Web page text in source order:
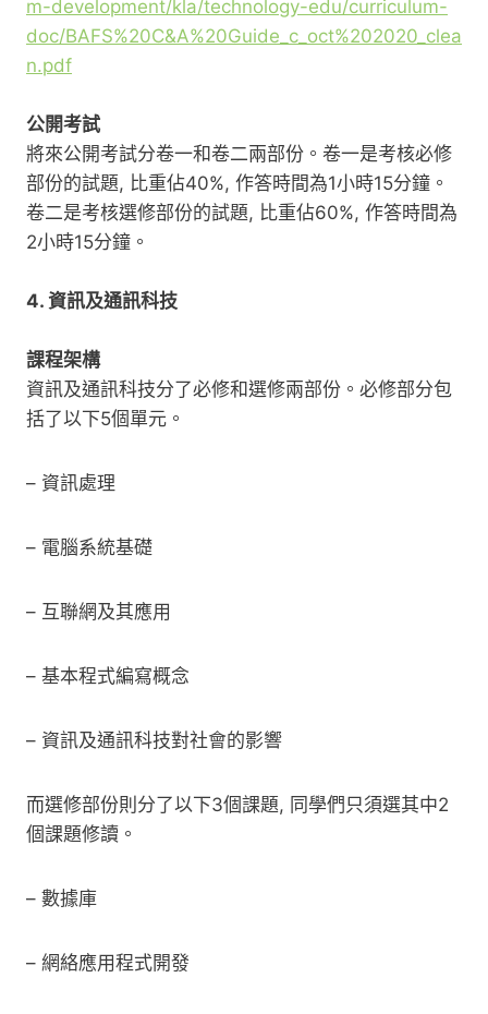
m-development/kla/technology-edu/curriculum-
doc/BAFS%20C&A%20Guide_c_oct%202020_clea
n.pdf
公開考試
將來公開考試分卷一和卷二兩部份。卷一是考核必修
部份的試題, 比重佔40%, 作答時間為1小時15分鐘。
卷二是考核選修部份的試題, 比重佔60%, 作答時間為
2小時15分鐘。
4. 資訊及通訊科技
課程架構
資訊及通訊科技分了必修和選修兩部份。必修部分包
括了以下5個單元。
– 資訊處理
– 電腦系統基礎
– 互聯網及其應用
– 基本程式編寫概念
– 資訊及通訊科技對社會的影響
而選修部份則分了以下3個課題, 同學們只須選其中2
個課題修讀。
– 數據庫
– 網絡應用程式開發